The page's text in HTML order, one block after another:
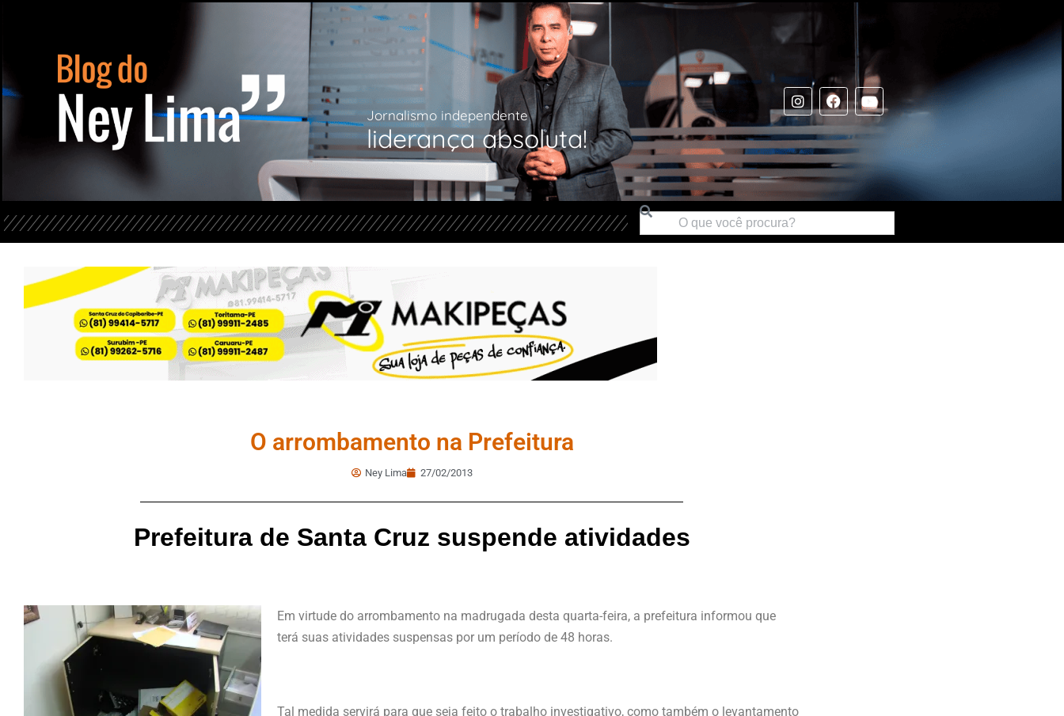
Jornalismo independente
liderança absoluta!
O arrombamento na Prefeitura
Ney Lima 27/02/2013
Prefeitura de Santa Cruz suspende atividades
Em virtude do arrombamento na madrugada desta quarta-feira, a prefeitura informou que
terá suas atividades suspensas por um período de 48 horas.
Tal medida servirá para que seja feito o trabalho investigativo, como também o levantamento